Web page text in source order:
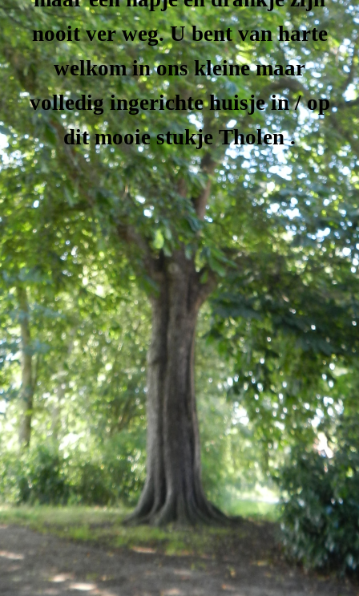
nooit ver weg. U bent van harte
welkom in ons kleine maar
volledig ingerichte huisje in / op
dit mooie stukje Tholen .